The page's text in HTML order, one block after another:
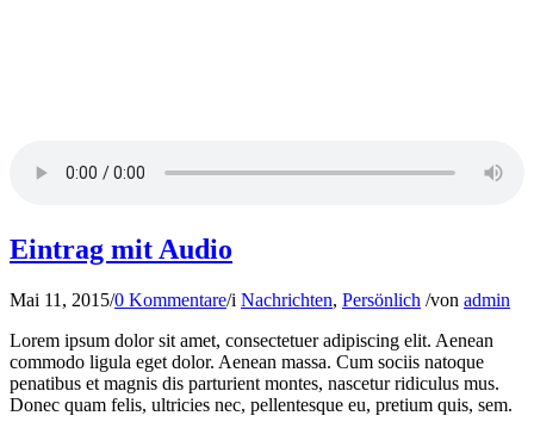
Eintrag mit Audio
Mai 11, 2015/0 Kommentare/i Nachrichten, Persönlich /von admin
Lorem ipsum dolor sit amet, consectetuer adipiscing elit. Aenean
commodo ligula eget dolor. Aenean massa. Cum sociis natoque
penatibus et magnis dis parturient montes, nascetur ridiculus mus.
Donec quam felis, ultricies nec, pellentesque eu, pretium quis, sem.